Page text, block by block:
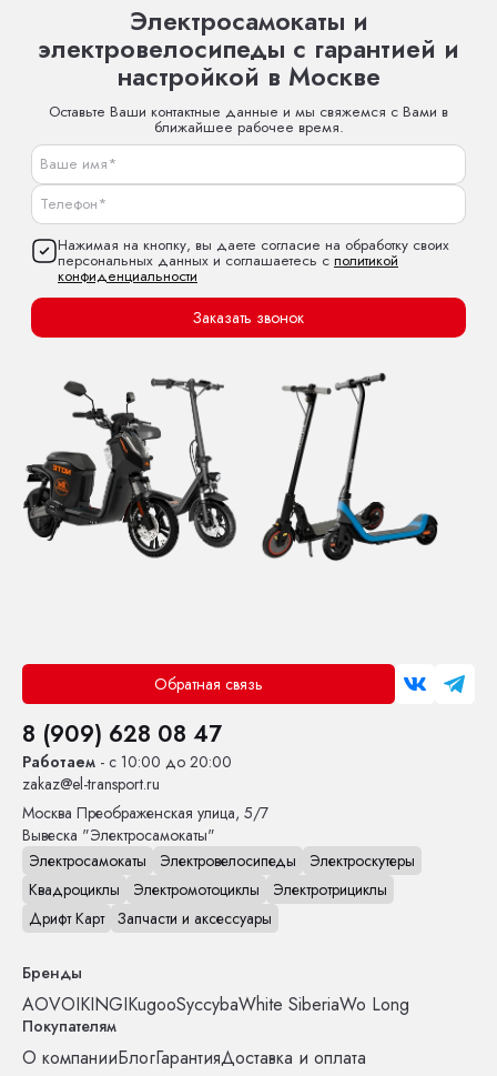
Электросамокаты и
электровелосипеды с гарантией и
настройкой в Москве
Оставьте Ваши контактные данные и мы свяжемся с Вами в
ближайшее рабочее время.
Нажимая на кнопку, вы даете согласие на обработку своих
персональных данных и соглашаетесь с политикой
конфиденциальности
Заказать звонок
Обратная связь
8 (909) 628 08 47
Работаем - с 10:00 до 20:00
zakaz@el-transport.ru
Москва Преображенская улица, 5/7
Вывеска "Электросамокаты"
Электросамокаты
Электровелосипеды
Электроскутеры
Квадроциклы
Электромотоциклы
Электротрициклы
Дрифт Карт Запчасти и аксессуары
Бренды
AOVOIKINGIKugooSyccybaWhite SiberiaWo Long
Покупателям
О компанииБлогГарантияДоставка и оплата